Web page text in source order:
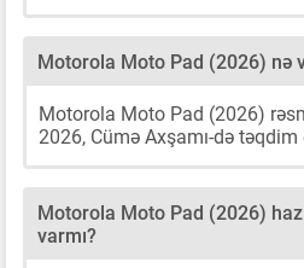
Motorola Moto Pad (2026) nə
Motorola Moto Pad (2026)
2026, Cümə Axşamı-də təqdim
Motorola Moto Pad (2026)
varmı?